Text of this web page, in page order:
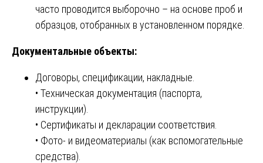
часто проводится выборочно – на основе проб и
образцов, отобранных в установленном порядке.
Документальные объекты:
Договоры, спецификации, накладные.
• Техническая документация (паспорта,
инструкции).
• Сертификаты и декларации соответствия.
• Фото- и видеоматериалы (как вспомогательные
средства).